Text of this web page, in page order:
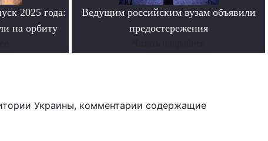
2025 года:
на орбиту
Ведущим российским вузам объявили
предостережения
Украины, комментарии содержащие